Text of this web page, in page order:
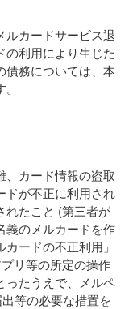
ルカードサービス退
の利用により生じた
債務については、本
、カード情報の盗取
ドが不正に利用され
れたこと (第三者が
義のメルカードを作
ードの不正利用」
リ等の所定の操作
ったうえで、メルペ
等の必要な措置を